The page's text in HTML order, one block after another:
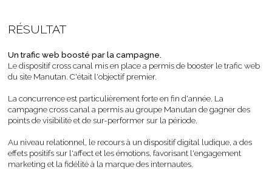
RÉSULTAT
Un trafic web boosté par la campagne.
Le dispositif cross canal mis en place a permis de booster le trafic web
du site Manutan. C'était l'objectif premier.
La concurrence est particulièrement forte en fin d'année. La
campagne cross canal a permis au groupe Manutan de gagner des
points de visibilité et de sur-performer sur la période.
Au niveau relationnel, le recours à un dispositif digital ludique, a des
effets positifs sur l'affect et les émotions, favorisant l'engagement
marketing et la fidélité à la marque des internautes.